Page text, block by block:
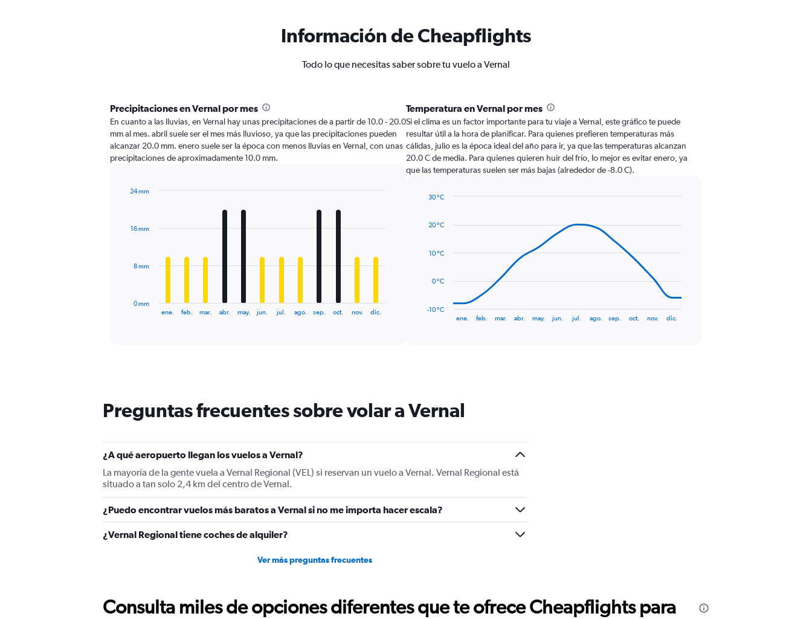
Información de Cheapflights
Todo lo que necesitas saber sobre tu vuelo a Vernal
Precipitaciones en Vernal por mes
En cuanto a las lluvias, en Vernal hay unas precipitaciones de a partir de 10.0 - 20.0
mm al mes. abril suele ser el mes más lluvioso, ya que las precipitaciones pueden
alcanzar 20.0 mm. enero suele ser la época con menos lluvias en Vernal, con unas
precipitaciones de aproximadamente 10.0 mm.
12
The
has
axis
displaying
values.
Range:
0
to
ene. feb. mar. abr. may. jun. jul. ago. sep. oct. nov. dic.
0 mm
8 mm
16 mm
24 mm
Temperatura en Vernal por mes
Si el clima es un factor importante para tu viaje a Vernal, este gráfico te puede
resultar útil a la hora de planificar. Para quienes prefieren temperaturas más
cálidas, julio es la época ideal del año para ir, ya que las temperaturas alcanzan
20.0 C de media. Para quienes quieren huir del frío, lo mejor es evitar enero, ya
que las temperaturas suelen ser más bajas (alrededor de -8.0 C).
with
points.
The
The
chart
1
displaying
Range:
-10
to
ene. feb. mar. abr. may. jun. jul. ago. sep. oct. nov. dic.
-10 °C
0 °C
10 °C
20 °C
30 °C
Preguntas frecuentes sobre volar a Vernal
¿A qué aeropuerto llegan los vuelos a Vernal?
La mayoría de la gente vuela a Vernal Regional (VEL) si reservan un vuelo a Vernal. Vernal Regional está
situado a tan solo 2,4 km del centro de Vernal.
¿Puedo encontrar vuelos más baratos a Vernal si no me importa hacer escala?
¿Vernal Regional tiene coches de alquiler?
Ver más preguntas frecuentes
Consulta miles de opciones diferentes que te ofrece Cheapflights para